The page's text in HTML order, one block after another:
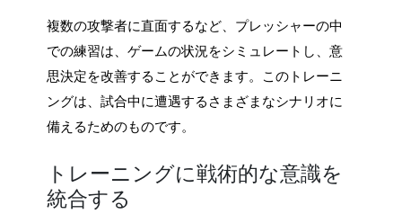
複数の攻撃者に直面するなど、プレッシャーの中
での練習は、ゲームの状況をシミュレートし、意
思決定を改善することができます。このトレーニ
ングは、試合中に遭遇するさまざまなシナリオに
備えるためのものです。
トレーニングに戦術的な意識を
統合する